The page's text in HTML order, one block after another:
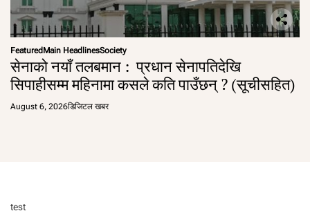
Featured Main HeadlinesSociety
सेनाको नयाँ तलबमान : प्रधान सेनापतिदेखि
सिपाहीसम्म महिनामा कसले कति पाउँछन् ? (सूचीसहित)
August 6, 2026डिजिटल खबर
test